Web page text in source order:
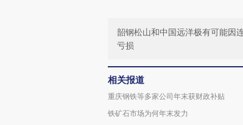
韶钢松山和中国远洋极有可能因
亏损
相关报道
重庆钢铁等多家公司年末获财政补贴
铁矿石市场为何年末发力